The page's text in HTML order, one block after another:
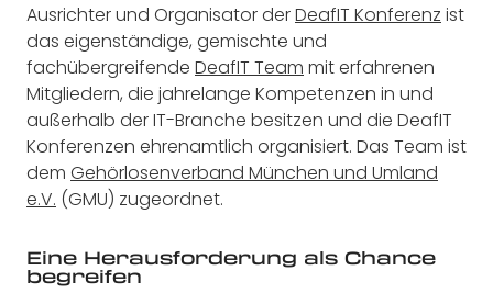
Ausrichter und Organisator derDeafIT Konferenz ist
das eigenständige, gemischte und
fachübergreifende DeafIT Team mit erfahrenen
Mitgliedern, die jahrelange Kompetenzen in und
außerhalb der IT-Branche besitzen und die DeafIT
Konferenzen ehrenamtlich organisiert. Das Team ist
dem Gehörlosenverband München und Umland
e.V. (GMU) zugeordnet.
Eine Herausforderung als Chance
begreifen